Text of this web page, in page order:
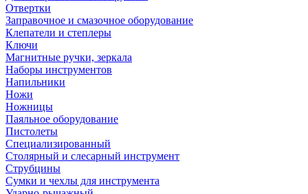
Отвертки
Заправочное и смазочное оборудование
Клепатели и степлеры
Ключи
Магнитные ручки, зеркала
Наборы инструментов
Напильники
Ножи
Ножницы
Паяльное оборудование
Пистолеты
Специализированный
Столярный и слесарный инструмент
Струбцины
Сумки и чехлы для инструмента